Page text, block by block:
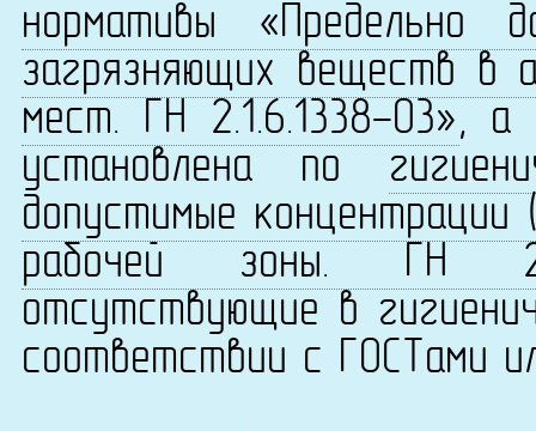
нормативы «Предельно
загрязняющих веществ в
мест. ГН 2.1.6.1338-03», а
установлена по
допустимые
рабочей зоны. ГН
отсутствующие в
соответствии с ГОСТами